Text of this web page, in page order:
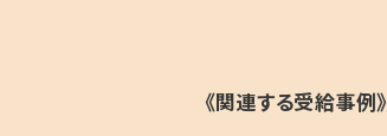
《関連する受給事例》